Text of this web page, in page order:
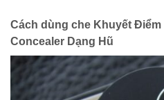
Cách dùng che Khuyết Điểm
Concealer Dạng Hũ